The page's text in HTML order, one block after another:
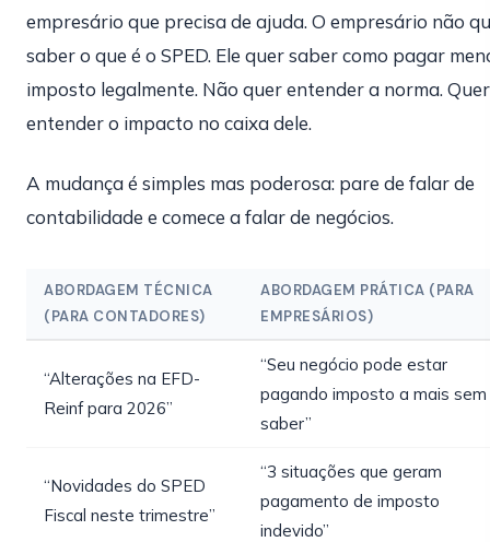
empresário que precisa de ajuda. O empresário não
saber o que é o SPED. Ele quer saber como pagar
imposto legalmente. Não quer entender a norma. Quer
entender o impacto no caixa dele.
A mudança é simples mas poderosa: pare de falar de
contabilidade e comece a falar de negócios.
ABORDAGEM TÉCNICA
(PARA CONTADORES)
ABORDAGEM PRÁTICA (PARA
EMPRESÁRIOS)
“Alterações na EFD-
Reinf para 2026”
“Seu negócio pode estar
pagando imposto a mais sem
saber”
“Novidades do SPED
Fiscal neste trimestre”
“3 situações que geram
pagamento de imposto
indevido”